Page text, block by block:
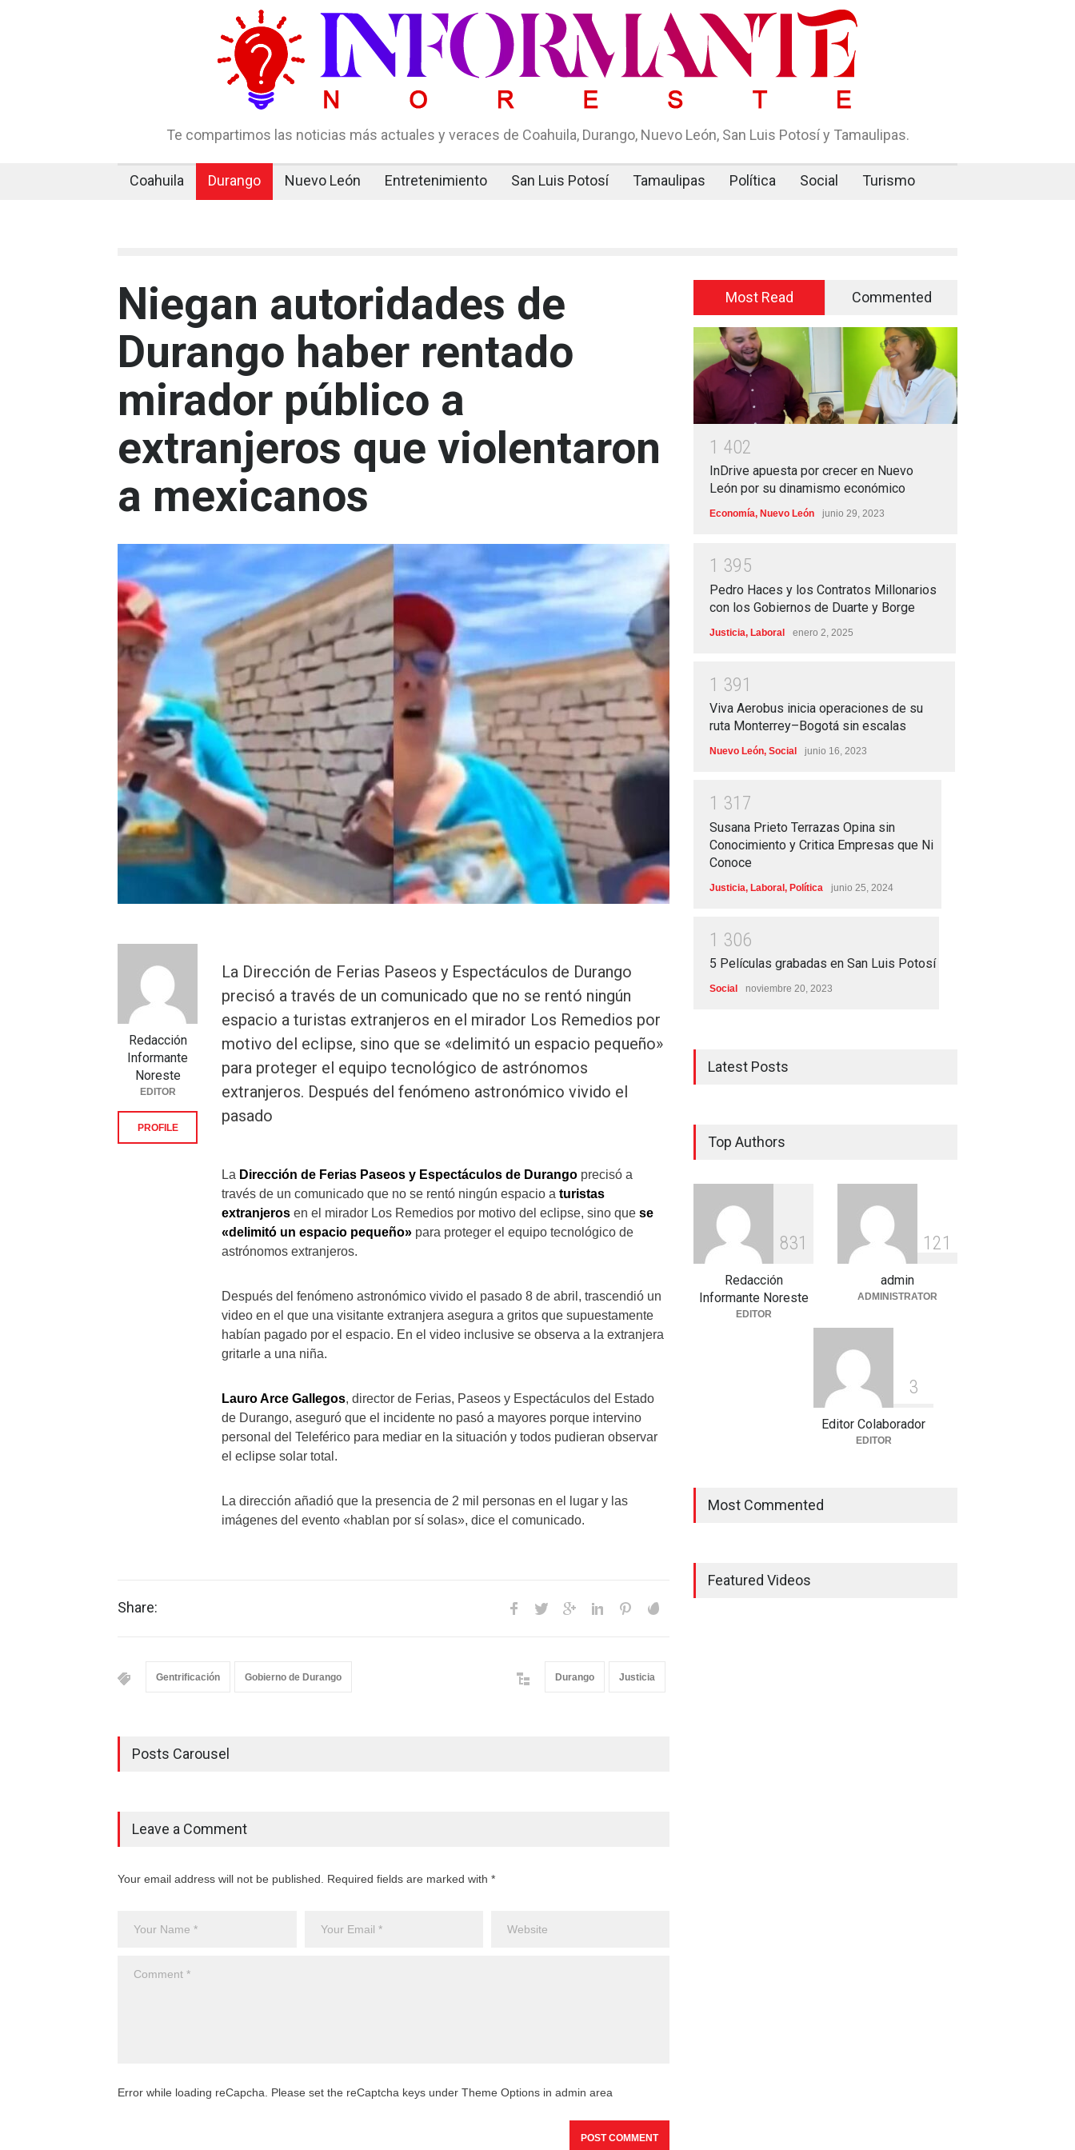
Te compartimos las noticias más actuales y veraces de Coahuila, Durango, Nuevo León, San Luis Potosí y Tamaulipas.
Coahuila Durango Nuevo León Entretenimiento San Luis Potosí Tamaulipas Política Social Turismo
Niegan autoridades de
Durango haber rentado
mirador público a
extranjeros que violentaron
a mexicanos
La Dirección de Ferias Paseos y Espectáculos de Durango
precisó a través de un comunicado que no se rentó ningún
espacio a turistas extranjeros en el mirador Los Remedios por
motivo del eclipse, sino que se «delimitó un espacio pequeño»
para proteger el equipo tecnológico de astrónomos
extranjeros. Después del fenómeno astronómico vivido el
pasado
La Dirección de Ferias Paseos y Espectáculos de Durango precisó a
través de un comunicado que no se rentó ningún espacio a turistas
extranjeros en el mirador Los Remedios por motivo del eclipse, sino que se
«delimitó un espacio pequeño» para proteger el equipo tecnológico de
astrónomos extranjeros.
Después del fenómeno astronómico vivido el pasado 8 de abril, trascendió un
video en el que una visitante extranjera asegura a gritos que supuestamente
habían pagado por el espacio. En el video inclusive se observa a la extranjera
gritarle a una niña.
Lauro Arce Gallegos, director de Ferias, Paseos y Espectáculos del Estado
de Durango, aseguró que el incidente no pasó a mayores porque intervino
personal del Teleférico para mediar en la situación y todos pudieran observar
el eclipse solar total.
La dirección añadió que la presencia de 2 mil personas en el lugar y las
imágenes del evento «hablan por sí solas», dice el comunicado.
Redacción
Informante
Noreste
EDITOR
PROFILE
Share:
Gentrificación Gobierno de Durango Durango Justicia
Posts Carousel
Leave a Comment
Your email address will not be published. Required fields are marked with *
Error while loading reCapcha. Please set the reCaptcha keys under Theme Options in admin area
Most Read Commented
1 402
InDrive apuesta por crecer en Nuevo
León por su dinamismo económico
Economía, Nuevo León junio 29, 2023
1 395
Pedro Haces y los Contratos Millonarios
con los Gobiernos de Duarte y Borge
Justicia, Laboral enero 2, 2025
1 391
Viva Aerobus inicia operaciones de su
ruta Monterrey–Bogotá sin escalas
Nuevo León, Social junio 16, 2023
1 31 7
Susana Prieto Terrazas Opina sin
Conocimiento y Critica Empresas que Ni
Conoce
Justicia, Laboral , Política junio 25, 2024
1 306
5 Películas grabadas en San Luis Potosí
Social noviembre 20, 2023
Latest Posts
Top Authors
831
Redacción
Informante Noreste
EDITOR
1 21
admin
ADMINISTRATOR
3
Editor Colaborador
EDITOR
Most Commented
Featured Videos